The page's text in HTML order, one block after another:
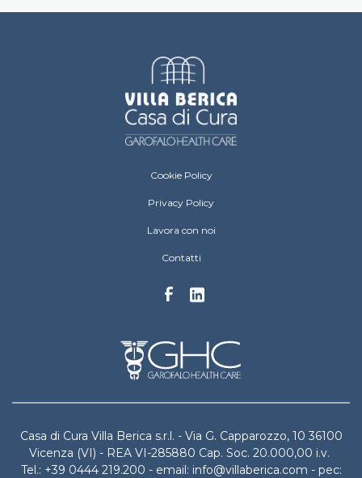
Villa Berica Footer menu
Cookie Policy
Privacy Policy
Lavora con noi
Contatti
Casa di Cura Villa Berica s.r.l. - Via G. Capparozzo, 10 36100
Vicenza (VI) - REA VI-285880 Cap. Soc. 20.000,00 i.v.
Tel.: +39 0444 219.200 - email: info@villaberica.com - pec: